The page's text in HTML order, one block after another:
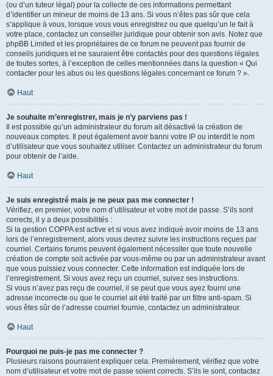
(ou d’un tuteur légal) pour la collecte de ces informations permettant
d’identifier un mineur de moins de 13 ans. Si vous n’êtes pas sûr que cela
s’applique à vous, lorsque vous vous enregistrez ou que quelqu’un le fait à
votre place, contactez un conseiller juridique pour obtenir son avis. Notez que
phpBB Limited et les propriétaires de ce forum ne peuvent pas fournir de
conseils juridiques et ne sauraient être contactés pour des questions légales
de toutes sortes, à l’exception de celles mentionnées dans la question « Qui
contacter pour les abus ou les questions légales concernant ce forum ? ».
Haut
Je souhaite m’enregistrer, mais je n’y parviens pas !
Il est possible qu’un administrateur du forum ait désactivé la création de
nouveaux comptes. Il peut également avoir banni votre IP ou interdit le nom
d’utilisateur que vous souhaitez utiliser. Contactez un administrateur du forum
pour obtenir de l’aide.
Haut
Je suis enregistré mais je ne peux pas me connecter !
Vérifiez, en premier, votre nom d’utilisateur et votre mot de passe. S’ils sont
corrects, il y a deux possibilités :
Si la gestion COPPA est active et si vous avez indiqué avoir moins de 13 ans
lors de l’enregistrement, alors vous devrez suivre les instructions reçues par
courriel. Certains forums peuvent également nécessiter que toute nouvelle
création de compte soit activée par vous-même ou par un administrateur avant
que vous puissiez vous connecter. Cette information est indiquée lors de
l’enregistrement. Si vous avez reçu un courriel, suivez ses instructions.
Si vous n’avez pas reçu de courriel, il se peut que vous ayez fourni une
adresse incorrecte ou que le courriel ait été traité par un filtre anti-spam. Si
vous êtes sûr de l’adresse courriel fournie, contactez un administrateur.
Haut
Pourquoi ne puis-je pas me connecter ?
Plusieurs raisons pourraient expliquer cela. Premièrement, vérifiez que votre
nom d’utilisateur et votre mot de passe soient corrects. S’ils le sont, contactez